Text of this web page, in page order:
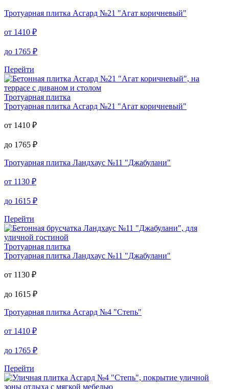
Тротуарная плитка Асгард №21 "Агат коричневый"
от 1410 ₽
до 1765 ₽
Перейти
Тротуарная плитка
Тротуарная плитка Асгард №21 "Агат коричневый"
от 1410 ₽
до 1765 ₽
Тротуарная плитка Ландхаус №11 "Джабулани"
от 1130 ₽
до 1615 ₽
Перейти
Тротуарная плитка
Тротуарная плитка Ландхаус №11 "Джабулани"
от 1130 ₽
до 1615 ₽
Тротуарная плитка Асгард №4 "Степь"
от 1410 ₽
до 1765 ₽
Перейти